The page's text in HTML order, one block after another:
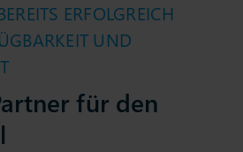
ERFOLGREICH
UND
für den